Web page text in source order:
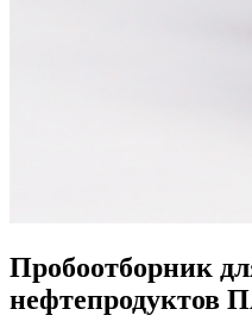
Пробоотборник
нефтепродуктов